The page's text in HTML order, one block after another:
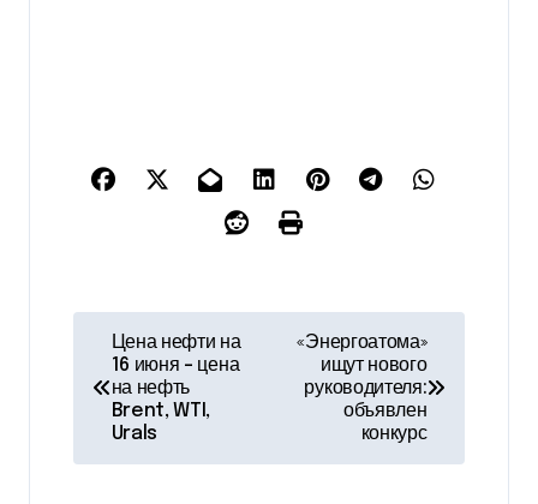
Цена нефти на
16 июня – цена
на нефть
Brent, WTI,
Urals
«Энергоатома»
ищут нового
руководителя:
объявлен
конкурс